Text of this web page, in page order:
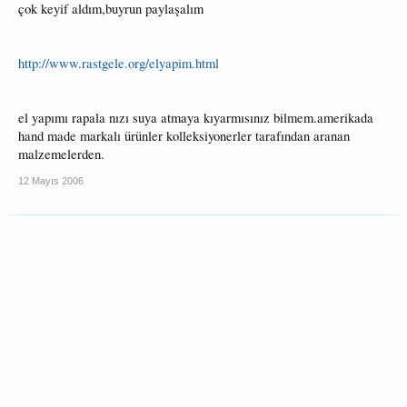
çok keyif aldım,buyrun paylaşalım
http://www.rastgele.org/elyapim.html
el yapımı rapala nızı suya atmaya kıyarmısınız bilmem.amerikada
hand made markalı ürünler kolleksiyonerler tarafından aranan
malzemelerden.
12 Mayıs 2006